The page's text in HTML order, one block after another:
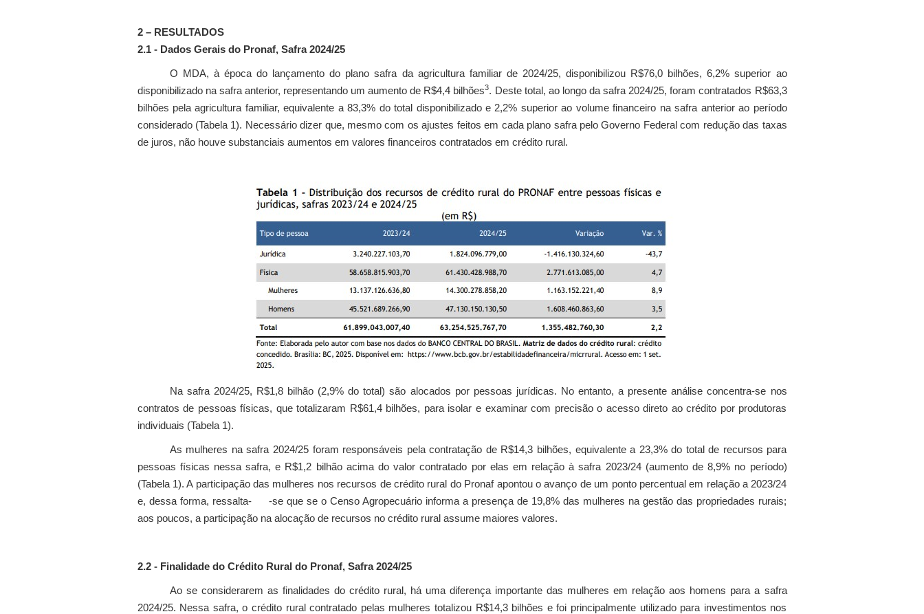
2 – RESULTADOS
2.1 - Dados Gerais do Pronaf, Safra 2024/25
O MDA, à época do lançamento do plano safra da agricultura familiar de 2024/25, disponibilizou R$76,0 bilhões, 6,2% superior ao
disponibilizado na safra anterior, representando um aumento de R$4,4 bilhões3. Deste total, ao longo da safra 2024/25, foram contratados R$63,3
bilhões pela agricultura familiar, equivalente a 83,3% do total disponibilizado e 2,2% superior ao volume financeiro na safra anterior ao período
considerado (Tabela 1). Necessário dizer que, mesmo com os ajustes feitos em cada plano safra pelo Governo Federal com redução das taxas
de juros, não houve substanciais aumentos em valores financeiros contratados em crédito rural.
Na safra 2024/25, R$1,8 bilhão (2,9% do total) são alocados por pessoas jurídicas. No entanto, a presente análise concentra-se nos
contratos de pessoas físicas, que totalizaram R$61,4 bilhões, para isolar e examinar com precisão o acesso direto ao crédito por produtoras
individuais (Tabela 1).
As mulheres na safra 2024/25 foram responsáveis pela contratação de R$14,3 bilhões, equivalente a 23,3% do total de recursos para
pessoas físicas nessa safra, e R$1,2 bilhão acima do valor contratado por elas em relação à safra 2023/24 (aumento de 8,9% no período)
(Tabela 1). A participação das mulheres nos recursos de crédito rural do Pronaf apontou o avanço de um ponto percentual em relação a 2023/24
e, dessa forma, ressalta- -se que se o Censo Agropecuário informa a presença de 19,8% das mulheres na gestão das propriedades rurais;
aos poucos, a participação na alocação de recursos no crédito rural assume maiores valores.
2.2 - Finalidade do Crédito Rural do Pronaf, Safra 2024/25
Ao se considerarem as finalidades do crédito rural, há uma diferença importante das mulheres em relação aos homens para a safra
2024/25. Nessa safra, o crédito rural contratado pelas mulheres totalizou R$14,3 bilhões e foi principalmente utilizado para investimentos nos